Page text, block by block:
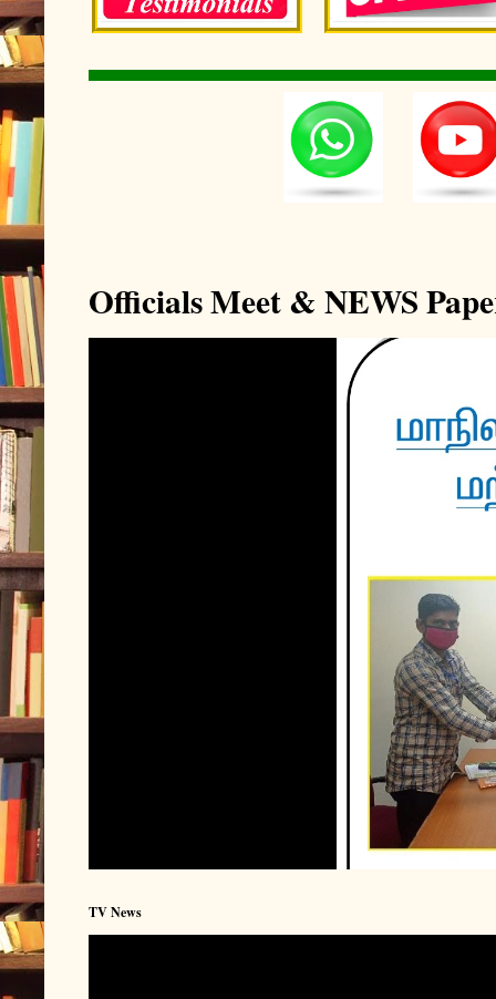
Officials Meet & NEWS
TV News